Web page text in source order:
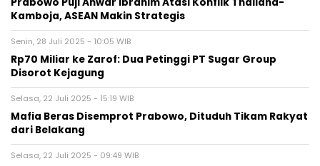
Kamboja, ASEAN Makin Strategis
Senin, 28 Juli 2025 - 10:05 WIB
Rp70 Miliar ke Zarof: Dua Petinggi PT Sugar Group
Disorot Kejagung
Selasa, 22 Juli 2025 - 15:19 WIB
Mafia Beras Disemprot Prabowo, Dituduh Tikam Rakyat
dari Belakang
Selasa, 22 Juli 2025 - 09:49 WIB